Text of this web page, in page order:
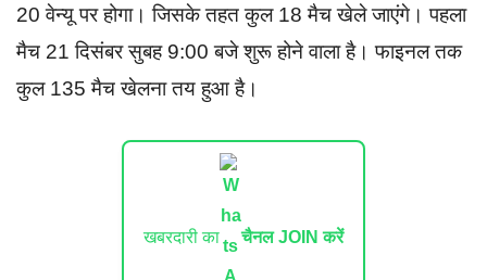
20 वेन्यू पर होगा। जिसके तहत कुल 18 मैच खेले जाएंगे। पहला
मैच 21 दिसंबर सुबह 9:00 बजे शुरू होने वाला है। फाइनल तक
कुल 135 मैच खेलना तय हुआ है।
खबरदारी का चैनल JOIN करें